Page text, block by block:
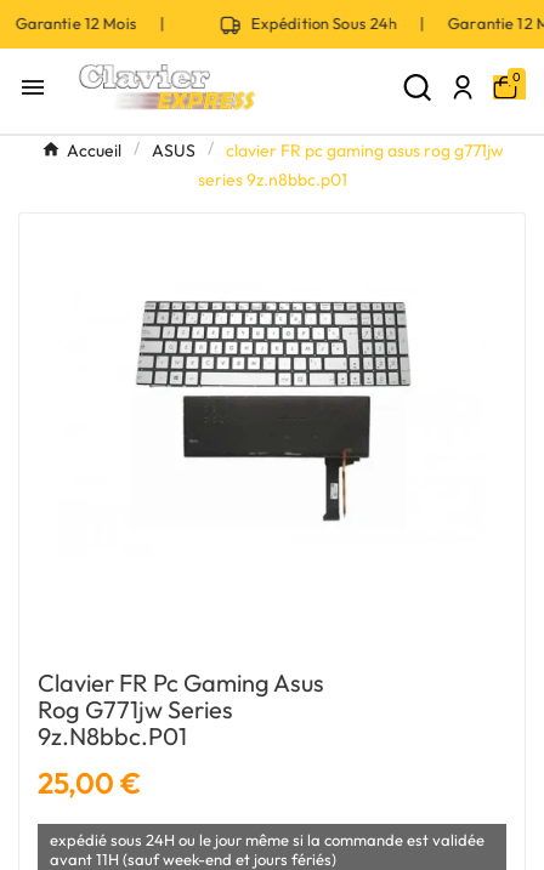
12 Mois | Expédition Sous 24h | Garantie
 0
Accueil ASUS
clavier FR pc gaming asus rog g771jw
series 9z.n8bbc.p01
Clavier FR Pc Gaming Asus
Rog G771jw Series
9z.n8bbc.p01
25,00 €
expédié sous 24H ou le jour même si la commande est validée
avant 11H (sauf week-end et jours fériés)